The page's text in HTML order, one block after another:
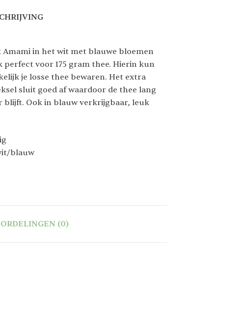
Amami in het wit met blauwe bloemen
perfect voor 175 gram thee. Hierin kun
je losse thee bewaren. Het extra
sluit goed af waardoor de thee lang
blijft. Ook in blauw verkrijgbaar, leuk
blauw
(0)